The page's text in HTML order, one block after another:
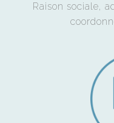
Raison sociale,